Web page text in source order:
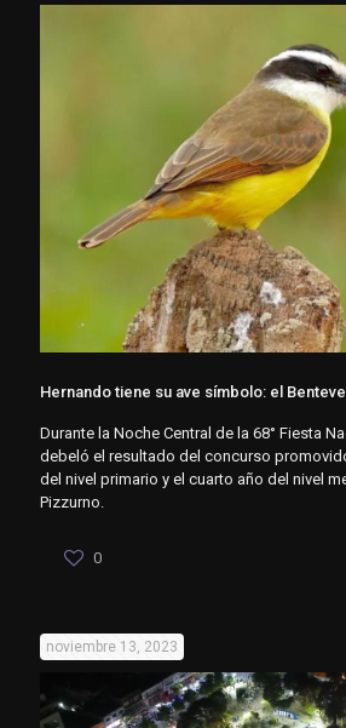
Hernando tiene su ave símbolo: el
Durante la Noche Central de la 68° Fiesta
debeló el resultado del concurso
del nivel primario y el cuarto año del nivel
Pizzurno.
0
noviembre 13, 2023